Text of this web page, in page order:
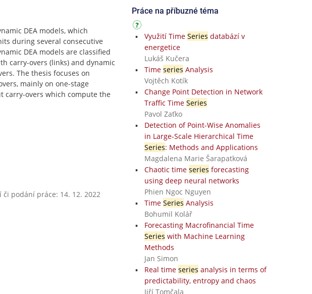
DEA models, which
during several consecutive
DEA models are classified
carry-overs (links) and dynamic
The thesis focuses on
mainly on one-stage
carry-overs which compute the
podání práce: 14. 12. 2022
Práce na příbuzné téma
Využití Time Series databází v
energetice
Lukáš Kučera
Time series Analysis
Vojtěch Kotík
Change Point Detection in Network
Traffic Time Series
Pavol Zaťko
Detection of Point-Wise Anomalies
in Large-Scale Hierarchical Time
Series: Methods and Applications
Magdalena Marie Šarapatková
Chaotic time series forecasting
using deep neural networks
Phien Ngoc Nguyen
Time Series Analysis
Bohumil Kolář
Forecasting Macrofinancial Time
Series with Machine Learning
Methods
Jan Simon
Real time series analysis in terms of
predictability, entropy and chaos
Jiří Tomčala